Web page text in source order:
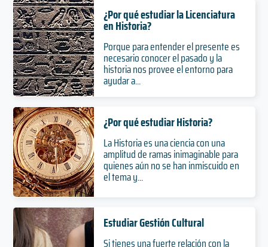
¿Por qué estudiar la Licenciatura
en Historia?
Porque para entender el presente es
necesario conocer el pasado y la
historia nos provee el entorno para
ayudar a...
¿Por qué estudiar Historia?
La Historia es una ciencia con una
amplitud de ramas inimaginable para
quienes aún no se han inmiscuido en
el tema y...
Estudiar Gestión Cultural
Si tienes una fuerte relación con la